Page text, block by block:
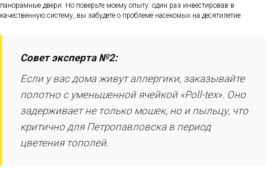
панорамные двери. Но поверьте моему опыту: один раз инвестировав в
качественную систему, вы забудете о проблеме насекомых на десятилетие.
Совет эксперта №2:
Если у вас дома живут аллергики, заказывайте
полотно с уменьшенной ячейкой «Poll-tex». Оно
задерживает не только мошек, но и пыльцу, что
критично для Петропавловска в период
цветения тополей.